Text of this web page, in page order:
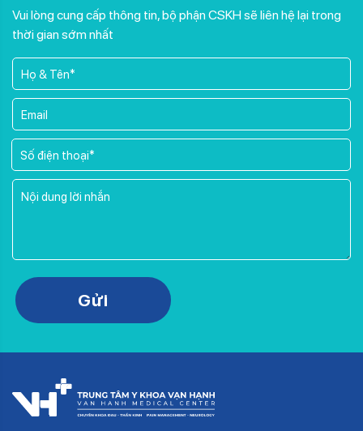
Vui lòng cung cấp thông tin, bộ phận CSKH sẽ liên hệ lại trong
thời gian sớm nhất
Please leave this field empty.
Gửi